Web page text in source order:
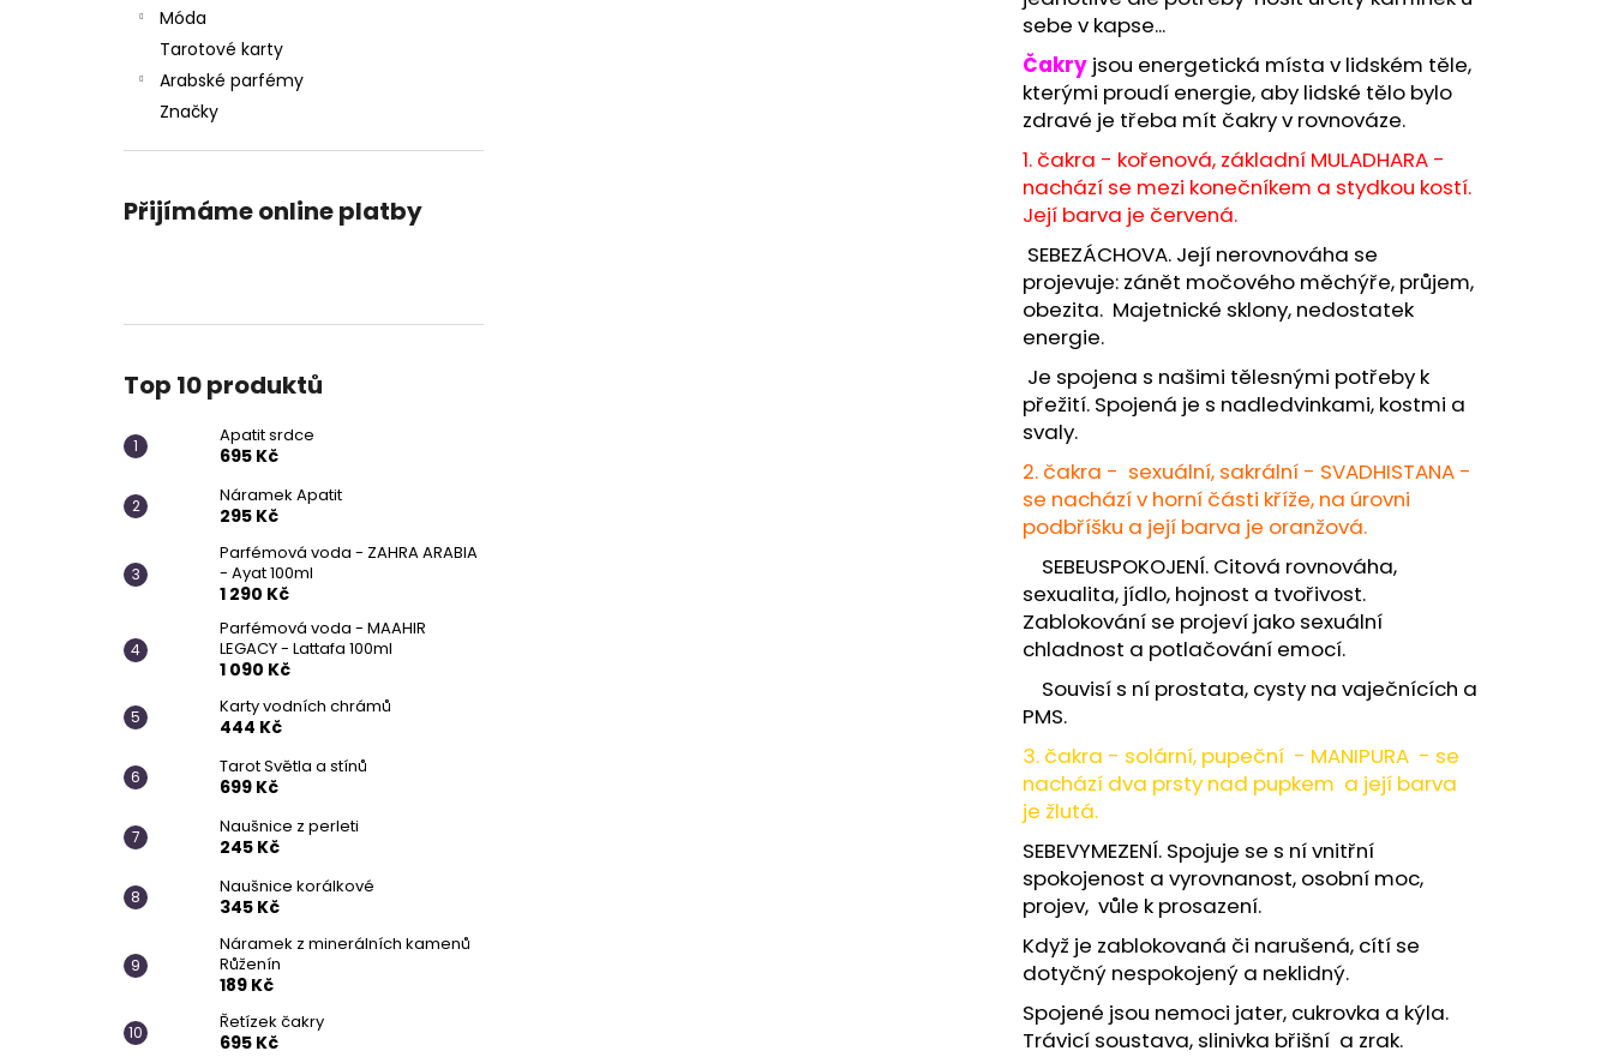
Móda
Tarotové karty
Arabské parfémy
Značky
Přijímáme online platby
Top 10 produktů
Apatit srdce
695 Kč
Náramek Apatit
295 Kč
Parfémová voda - ZAHRA ARABIA
- Ayat 100ml
1 290 Kč
Parfémová voda - MAAHIR
LEGACY - Lattafa 100ml
1 090 Kč
Karty vodních chrámů
444 Kč
Tarot Světla a stínů
699 Kč
Naušnice z perleti
245 Kč
Naušnice korálkové
345 Kč
Náramek z minerálních kamenů
Růženín
189 Kč
Řetízek čakry
695 Kč
sebe v kapse...
Čakry jsou energetická místa v lidském těle,
kterými proudí energie, aby lidské tělo bylo
zdravé je třeba mít čakry v rovnováze.
1. čakra - kořenová, základní MULADHARA -
nachází se mezi konečníkem a stydkou kostí.
Její barva je červená.
SEBEZÁCHOVA. Její nerovnováha se
projevuje: zánět močového měchýře, průjem,
obezita. Majetnické sklony, nedostatek
energie.
Je spojena s našimi tělesnými potřeby k
přežití. Spojená je s nadledvinkami, kostmi a
svaly.
2. čakra - sexuální, sakrální - SVADHISTANA -
se nachází v horní části kříže, na úrovni
podbříšku a její barva je oranžová.
SEBEUSPOKOJENÍ. Citová rovnováha,
sexualita, jídlo, hojnost a tvořivost.
Zablokování se projeví jako sexuální
chladnost a potlačování emocí.
Souvisí s ní prostata, cysty na vaječnících a
PMS.
3. čakra - solární, pupeční - MANIPURA - se
nachází dva prsty nad pupkem a její barva
je žlutá.
SEBEVYMEZENÍ. Spojuje se s ní vnitřní
spokojenost a vyrovnanost, osobní moc,
projev, vůle k prosazení.
Když je zablokovaná či narušená, cítí se
dotyčný nespokojený a neklidný.
Spojené jsou nemoci jater, cukrovka a kýla.
Trávicí soustava, slinivka břišní a zrak.
APATIT SRDCE
695 Kč
PARFÉMOVÁ VODA - ZAHRA ARABIA -
AYAT 100ML